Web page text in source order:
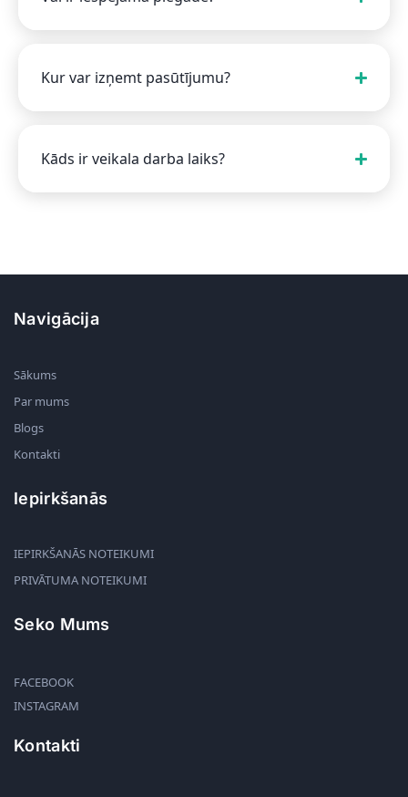
Kur var izņemt pasūtījumu?
Kāds ir veikala darba laiks?
Navigācija
Sākums
Par mums
Blogs
Kontakti
Iepirkšanās
IEPIRKŠANĀS NOTEIKUMI
PRIVĀTUMA NOTEIKUMI
Seko Mums
FACEBOOK
INSTAGRAM
Kontakti